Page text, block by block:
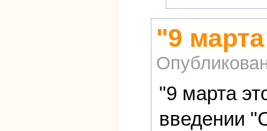
"9 марта
"9 марта
введении